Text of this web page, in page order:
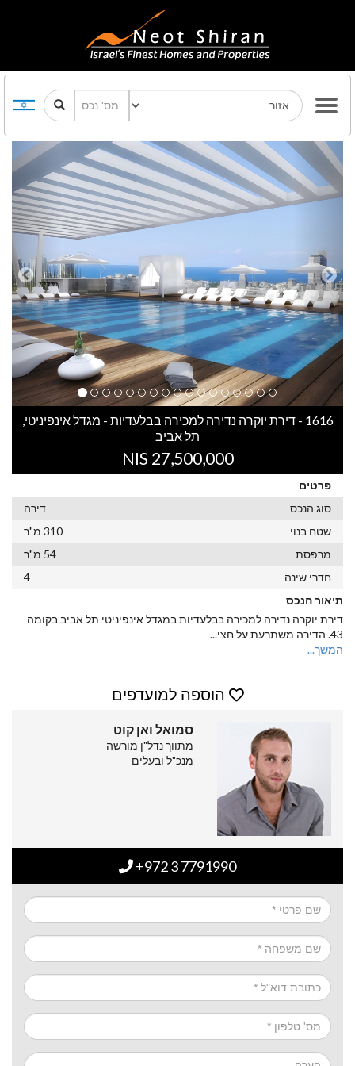
Previous Next
1616 - דירת יוקרה נדירה למכירה בבלעדיות - מגדל אינפיניטי,
תל אביב
27,500,000 NIS
פרטים
סוג הנכס
דירה
שטח בנוי
310 מ"ר
מרפסת
54 מ"ר
חדרי שינה
4
תיאור הנכס
דירת יוקרה נדירה למכירה בבלעדיות במגדל אינפיניטי תל אביב בקומה
43. הדירה משתרעת על חצי
...
המשך...
הוספה למועדפים
סמואל ואן קוט
מתווך נדל"ן מורשה -
מנכ"ל ובעלים
+972 3 7791990